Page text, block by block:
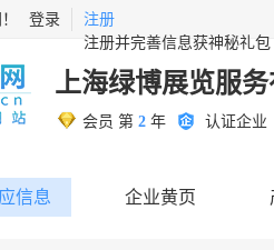
登录
注册
注册并完善信息获神秘礼包
上海绿博展览服务
会员 第 2 年 认证企业
信息 企业黄页